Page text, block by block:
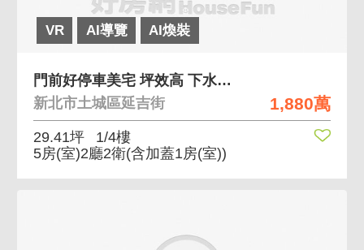
VR AI導覽 AI煥裝
1,880萬
門前好停車美宅 坪效高 下水道完工 有天然瓦斯
新北市土城區延吉街
29.41坪
1/4樓
5房(室)2廳2衛(含加蓋1房(室))